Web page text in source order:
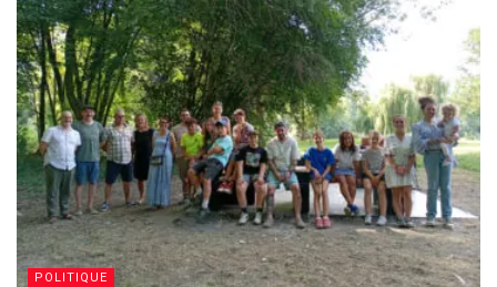
POLITIQUE